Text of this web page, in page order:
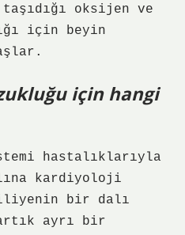
taşıdığı oksijen ve
için beyin
için hangi
hastalıklarıyla
kardiyoloji
bir dalı
ayrı bir